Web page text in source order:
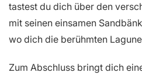
tastest du dich über den
mit seinen einsamen
wo dich die berühmten
Zum Abschluss bringt dich